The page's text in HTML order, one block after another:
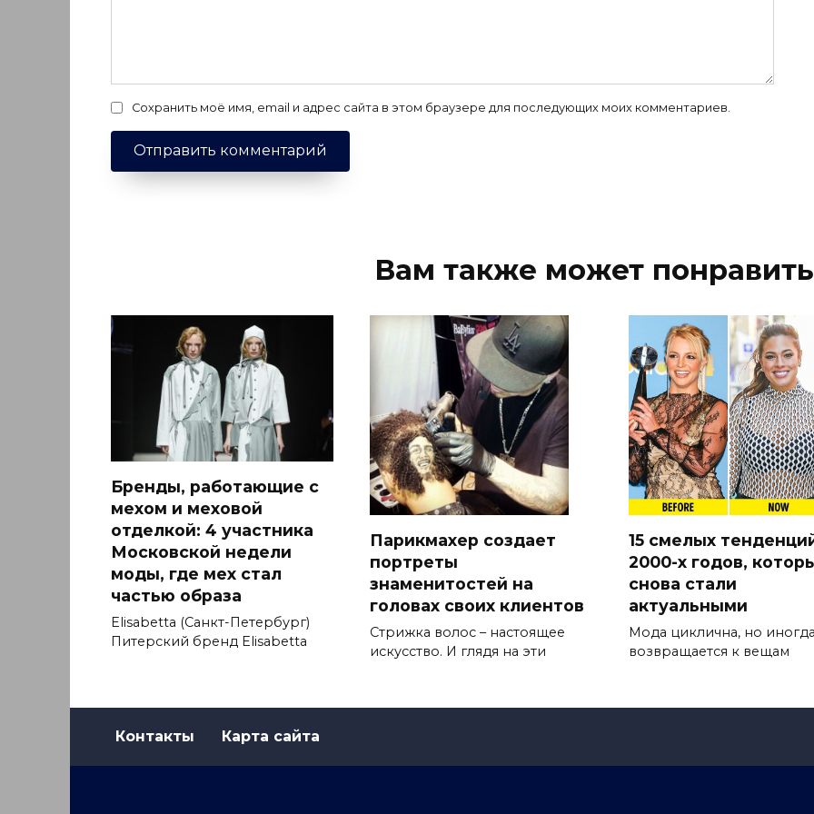
Сохранить моё имя, email и адрес сайта в этом браузере для последующих моих комментариев.
Вам также может
Бренды, работающие с
мехом и меховой
отделкой: 4 участника
Московской недели
моды, где мех стал
частью образа
Elisabetta (Санкт-Петербург)
Питерский бренд Elisabetta
Парикмахер создает
портреты
знаменитостей на
головах своих клиентов
Стрижка волос – настоящее
искусство. И глядя на эти
15 смелых
2000-х годов,
снова стали
актуальными
Мода циклична, но
возвращается к вещам
Контакты Карта сайта